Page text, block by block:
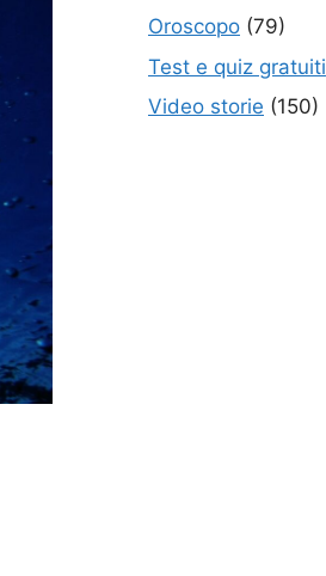
Oroscopo (79)
Test e quiz gratuiti
Video storie (150)